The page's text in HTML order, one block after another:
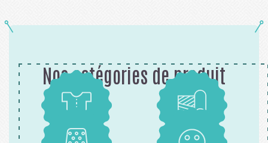
Nos catégories de produit
Patrons Tissus